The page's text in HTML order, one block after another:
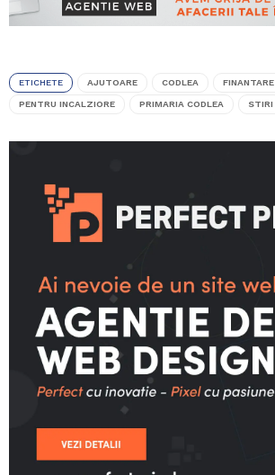
ETICHETE AJUTOARE CODLEA FINANTARE
PENTRU INCALZIORE PRIMARIA CODLEA STIRI